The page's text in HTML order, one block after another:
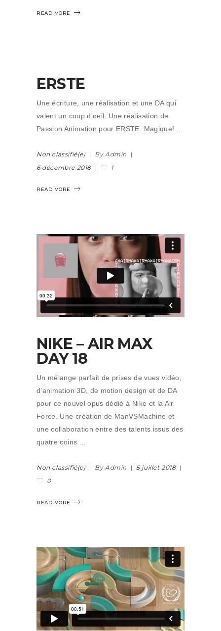
READ MORE
ERSTE
Une écriture, une réalisation et une DA qui
valent un coup d'oeil. Une réalisation de
Passion Animation pour ERSTE. Magique!
Non classifié(e)
By Admin
6 décembre 2018
1
READ MORE
NIKE – AIR MAX
DAY 18
Un mélange parfait de prises de vues vidéo,
d'animation 3D, de motion design et de DA
pour ce nouvel opus dédié à Nike et la Air
Force. Une création de ManVSMachine et
une collaboration entre des talents issus des
quatre coins
Non classifié(e) By Admin
5 juillet 2018
0
READ MORE